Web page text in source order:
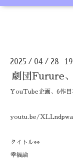
2025 / 04 / 28
劇団Furure
YouTube企画、6作目
youtu.be/
タイトル👀
幸福論